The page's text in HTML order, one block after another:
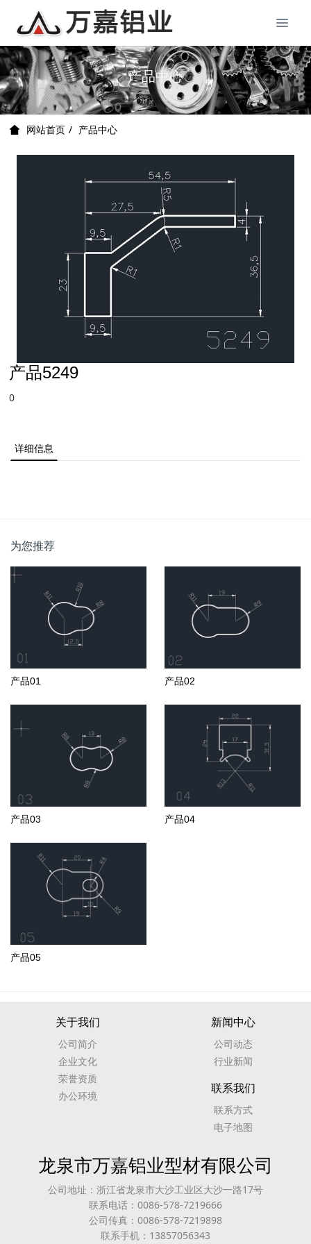
产品中心
网站首页 产品中心
产品5249
0
详细信息
为您推荐
产品01 产品02
产品03 产品04
产品05
关于我们
公司简介
企业文化
荣誉资质
办公环境
新闻中心
公司动态
行业新闻
联系我们
联系方式
电子地图
龙泉市万嘉铝业型材有限公司
公司地址：浙江省龙泉市大沙工业区大沙一路17号
联系电话：0086-578-7219666
公司传真：0086-578-7219898
联系手机：13857056343